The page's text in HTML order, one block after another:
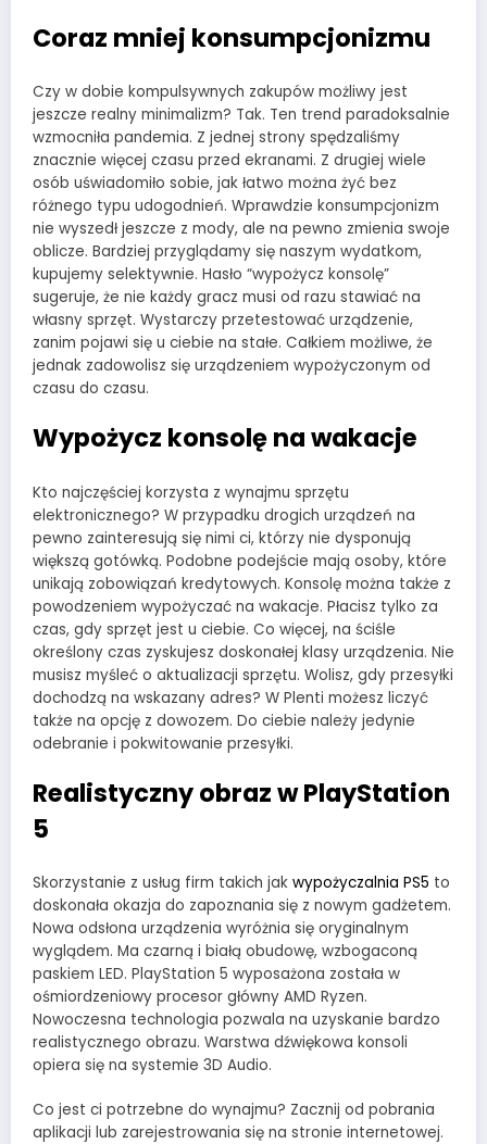
Coraz mniej konsumpcjonizmu
Czy w dobie kompulsywnych zakupów możliwy jest
jeszcze realny minimalizm? Tak. Ten trend paradoksalnie
wzmocniła pandemia. Z jednej strony spędzaliśmy
znacznie więcej czasu przed ekranami. Z drugiej wiele
osób uświadomiło sobie, jak łatwo można żyć bez
różnego typu udogodnień. Wprawdzie konsumpcjonizm
nie wyszedł jeszcze z mody, ale na pewno zmienia swoje
oblicze. Bardziej przyglądamy się naszym wydatkom,
kupujemy selektywnie. Hasło “wypożycz konsolę”
sugeruje, że nie każdy gracz musi od razu stawiać na
własny sprzęt. Wystarczy przetestować urządzenie,
zanim pojawi się u ciebie na stałe. Całkiem możliwe, że
jednak zadowolisz się urządzeniem wypożyczonym od
czasu do czasu.
Wypożycz konsolę na wakacje
Kto najczęściej korzysta z wynajmu sprzętu
elektronicznego? W przypadku drogich urządzeń na
pewno zainteresują się nimi ci, którzy nie dysponują
większą gotówką. Podobne podejście mają osoby, które
unikają zobowiązań kredytowych. Konsolę można także z
powodzeniem wypożyczać na wakacje. Płacisz tylko za
czas, gdy sprzęt jest u ciebie. Co więcej, na ściśle
określony czas zyskujesz doskonałej klasy urządzenia. Nie
musisz myśleć o aktualizacji sprzętu. Wolisz, gdy przesyłki
dochodzą na wskazany adres? W Plenti możesz liczyć
także na opcję z dowozem. Do ciebie należy jedynie
odebranie i pokwitowanie przesyłki.
Realistyczny obraz w PlayStation
5
Skorzystanie z usług firm takich jak wypożyczalnia PS5 to
doskonała okazja do zapoznania się z nowym gadżetem.
Nowa odsłona urządzenia wyróżnia się oryginalnym
wyglądem. Ma czarną i białą obudowę, wzbogaconą
paskiem LED. PlayStation 5 wyposażona została w
ośmiordzeniowy procesor główny AMD Ryzen.
Nowoczesna technologia pozwala na uzyskanie bardzo
realistycznego obrazu. Warstwa dźwiękowa konsoli
opiera się na systemie 3D Audio.
Co jest ci potrzebne do wynajmu? Zacznij od pobrania
aplikacji lub zarejestrowania się na stronie internetowej.